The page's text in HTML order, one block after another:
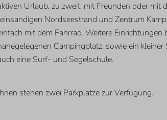
Urlaub, zu zweit, mit Freunden oder mit
Nordseestrand und Zentrum
mit dem Fahrrad. Weitere
Campingplatz, sowie ein
eine Surf- und Segelschule.
stehen zwei Parkplätze zur Verfügung.